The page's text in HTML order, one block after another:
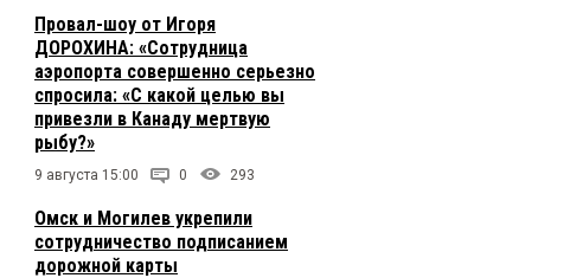
Провал-шоу от Игоря
ДОРОХИНА: «Сотрудница
аэропорта совершенно серьезно
спросила: «С какой целью вы
привезли в Канаду мертвую
рыбу?»
9 августа 15:00 0 293
Омск и Могилев укрепили
сотрудничество подписанием
дорожной карты